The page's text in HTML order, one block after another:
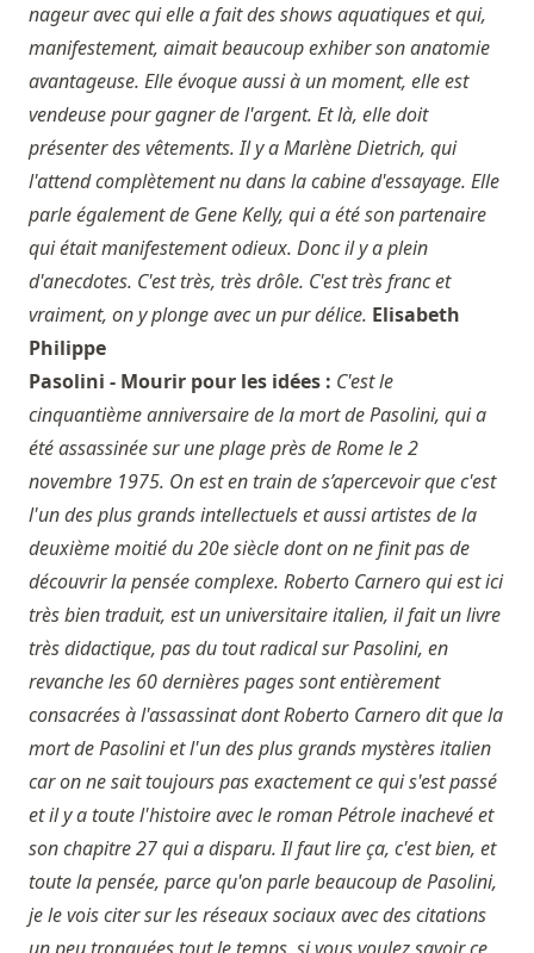
nageur avec qui elle a fait des shows aquatiques et qui,
manifestement, aimait beaucoup exhiber son anatomie
avantageuse. Elle évoque aussi à un moment, elle est
vendeuse pour gagner de l'argent. Et là, elle doit
présenter des vêtements. Il y a Marlène Dietrich, qui
l'attend complètement nu dans la cabine d'essayage. Elle
parle également de Gene Kelly, qui a été son partenaire
qui était manifestement odieux. Donc il y a plein
d'anecdotes. C'est très, très drôle. C'est très franc et
vraiment, on y plonge avec un pur délice. Elisabeth
Philippe
Pasolini - Mourir pour les idées : C'est le
cinquantième anniversaire de la mort de Pasolini, qui a
été assassinée sur une plage près de Rome le 2
novembre 1975. On est en train de s’apercevoir que c'est
l'un des plus grands intellectuels et aussi artistes de la
deuxième moitié du 20e siècle dont on ne finit pas de
découvrir la pensée complexe. Roberto Carnero qui est ici
très bien traduit, est un universitaire italien, il fait un livre
très didactique, pas du tout radical sur Pasolini, en
revanche les 60 dernières pages sont entièrement
consacrées à l'assassinat dont Roberto Carnero dit que la
mort de Pasolini et l'un des plus grands mystères italien
car on ne sait toujours pas exactement ce qui s'est passé
et il y a toute l'histoire avec le roman Pétrole inachevé et
son chapitre 27 qui a disparu. Il faut lire ça, c'est bien, et
toute la pensée, parce qu'on parle beaucoup de Pasolini,
je le vois citer sur les réseaux sociaux avec des citations